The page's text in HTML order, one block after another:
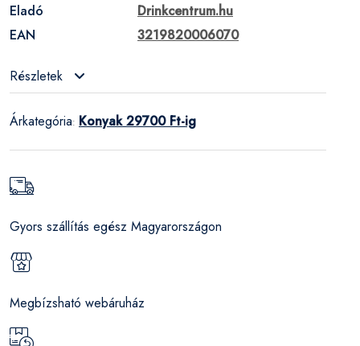
Eladó
Drinkcentrum.hu
EAN
3219820006070
Részletek
Árkategória: Konyak 29700 Ft-ig
Gyors szállítás egész Magyarországon
Megbízsható webáruház